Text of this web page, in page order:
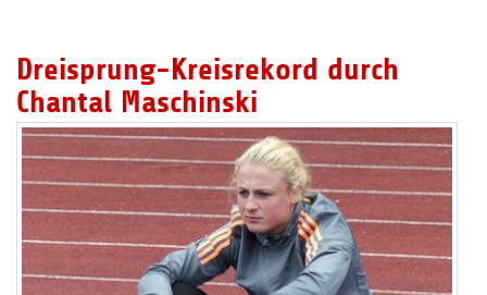
Dreisprung-Kreisrekord durch
Chantal Maschinski